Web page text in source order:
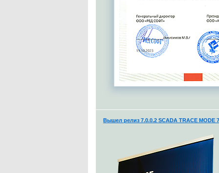
Вышел релиз 7.0.0.2 SCADA TRACE MODE 7